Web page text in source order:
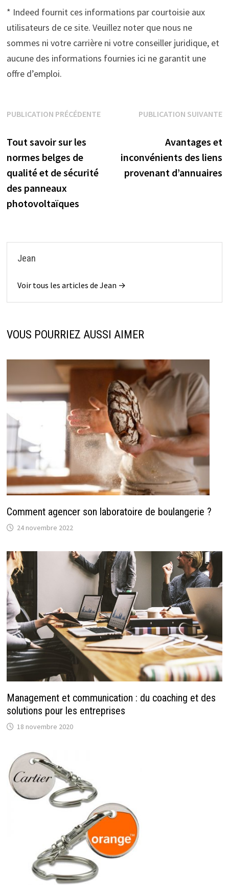
* Indeed fournit ces informations par courtoisie aux
utilisateurs de ce site. Veuillez noter que nous ne
sommes ni votre carrière ni votre conseiller juridique, et
aucune des informations fournies ici ne garantit une
offre d’emploi.
Navigation
de
l’article
PUBLICATION PRÉCÉDENTE
Tout savoir sur les
normes belges de
qualité et de sécurité
des panneaux
photovoltaïques
PUBLICATION SUIVANTE
Avantages et
inconvénients des liens
provenant d’annuaires
Jean
Voir tous les articles de Jean →
VOUS POURRIEZ AUSSI AIMER
Comment agencer son laboratoire de boulangerie ?
24 novembre 2022
Management et communication : du coaching et des
solutions pour les entreprises
18 novembre 2020